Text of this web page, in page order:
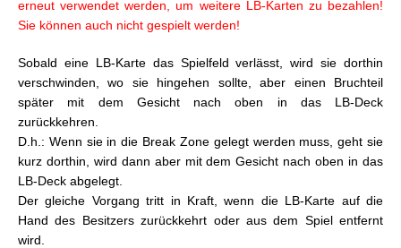
erneut verwendet werden, um weitere LB-Karten zu bezahlen!
Sie können auch nicht gespielt werden!
Sobald eine LB-Karte das Spielfeld verlässt, wird sie dorthin
verschwinden, wo sie hingehen sollte, aber einen Bruchteil
später mit dem Gesicht nach oben in das LB-Deck
zurückkehren.
D.h.: Wenn sie in die Break Zone gelegt werden muss, geht sie
kurz dorthin, wird dann aber mit dem Gesicht nach oben in das
LB-Deck abgelegt.
Der gleiche Vorgang tritt in Kraft, wenn die LB-Karte auf die
Hand des Besitzers zurückkehrt oder aus dem Spiel entfernt
wird.